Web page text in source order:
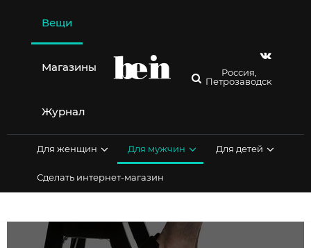
содержимому
Вещи
Магазины
Журнал
Россия,
Петрозаводск
Для женщин Для мужчин Для детей
Сделать интернет-магазин